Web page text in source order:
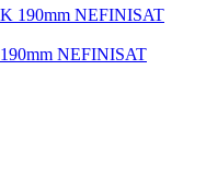
NEFINISAT